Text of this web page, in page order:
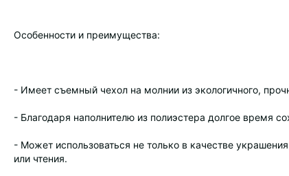
Особенности и преимущества:
- Имеет съемный чехол на молнии из экологичного,
- Благодаря наполнителю из полиэстера долгое время
- Может использоваться не только в качестве
или чтения.